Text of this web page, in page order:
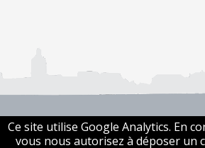
Ce site utilise Google Analytics. En
vous nous autorisez à déposer un